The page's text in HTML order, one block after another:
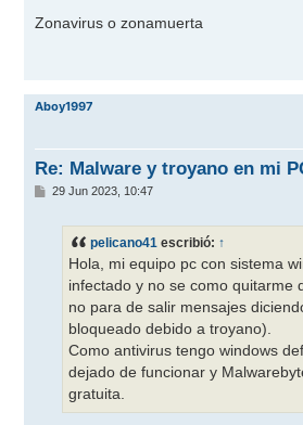
n
s
Zonavirus o zonamuerta
Aboy1997
Re: Malware y troyano en mi
M
29 Jun 2023, 10:47
pelicano41 escribió: ↑
Hola, mi equipo pc con sistema
infectado y no se como quitarme
no para de salir mensajes
bloqueado debido a troyano).
Como antivirus tengo windows
dejado de funcionar y
gratuita.